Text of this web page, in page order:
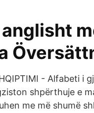
- Alfabeti i
shpërthuje e
me më shumë